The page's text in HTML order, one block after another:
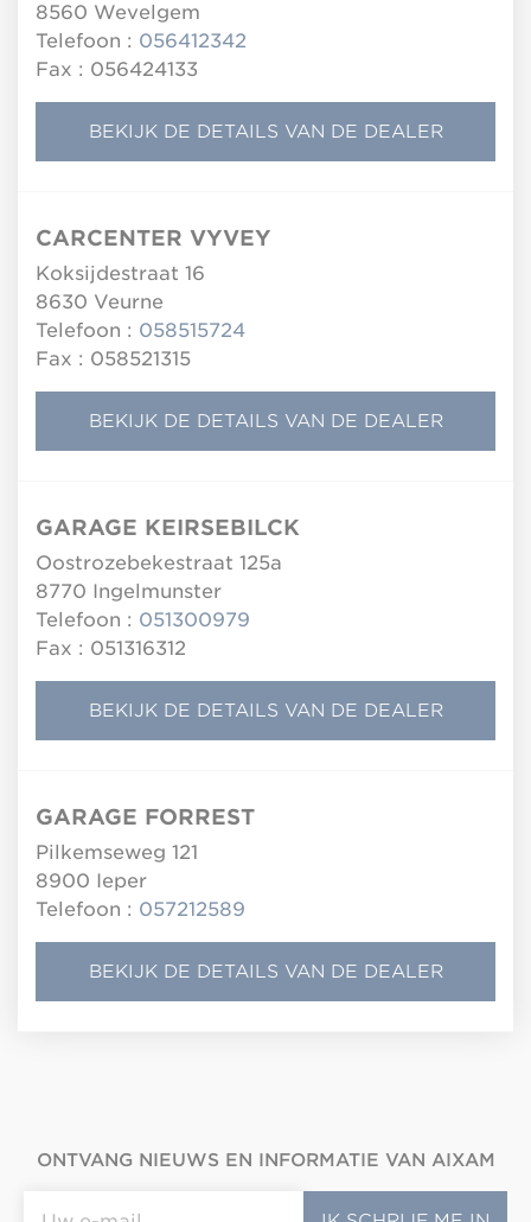
8560 Wevelgem
Telefoon : 056412342
Fax : 056424133
BEKIJK DE DETAILS VAN DE DEALER
CARCENTER VYVEY
Koksijdestraat 16
8630 Veurne
Telefoon : 058515724
Fax : 058521315
BEKIJK DE DETAILS VAN DE DEALER
GARAGE KEIRSEBILCK
Oostrozebekestraat 125a
8770 Ingelmunster
Telefoon : 051300979
Fax : 051316312
BEKIJK DE DETAILS VAN DE DEALER
GARAGE FORREST
Pilkemseweg 121
8900 Ieper
Telefoon : 057212589
BEKIJK DE DETAILS VAN DE DEALER
ONTVANG NIEUWS EN INFORMATIE VAN AIXAM